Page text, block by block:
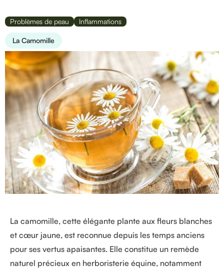
Problèmes de peau Inflammations
La Camomille
La camomille, cette élégante plante aux fleurs blanches
et cœur jaune, est reconnue depuis les temps anciens
pour ses vertus apaisantes. Elle constitue un remède
naturel précieux en herboristerie équine, notamment